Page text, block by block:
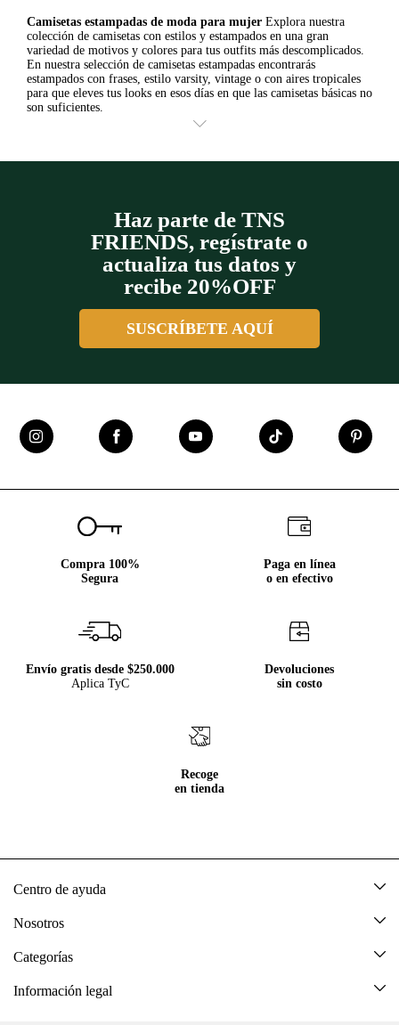
+
+
Camisetas estampadas de moda para mujer Explora nuestra
colección de camisetas con estilos y estampados en una gran
variedad de motivos y colores para tus outfits más descomplicados.
En nuestra selección de camisetas estampadas encontrarás
estampados con frases, estilo varsity, vintage o con aires tropicales
para que eleves tus looks en esos días en que las camisetas básicas no
son suficientes.
Haz parte de TNS
FRIENDS, regístrate o
actualiza tus datos y
recibe 20%OFF
SUSCRÍBETE AQUÍ
Compra 100%
Segura
Paga en línea
o en efectivo
Envío gratis desde $250.000
Aplica TyC
Devoluciones
sin costo
Recoge
en tienda
Centro de ayuda
Mis pedidos
Nosotros
Acerca de Tennis
Categorías
Nuevo
Información legal